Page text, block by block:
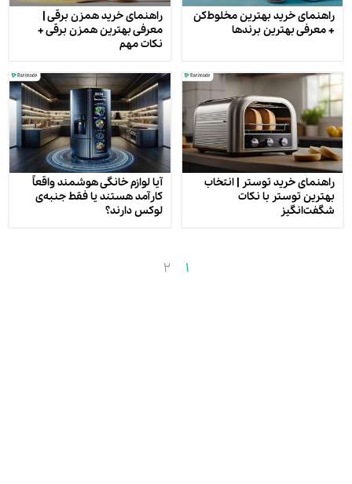
راهنمای خرید بهترین مخلوط‌کن
+ معرفی بهترین برندها
راهنمای خرید همزن برقی |
معرفی بهترین همزن برقی +
نکات مهم
راهنمای خرید توستر | انتخاب
بهترین توستر با نکات
شگفت‌انگیز
آیا لوازم خانگی هوشمند واقعاً
کارآمد هستند یا فقط جنبه‌ی
لوکس دارند؟
1
2